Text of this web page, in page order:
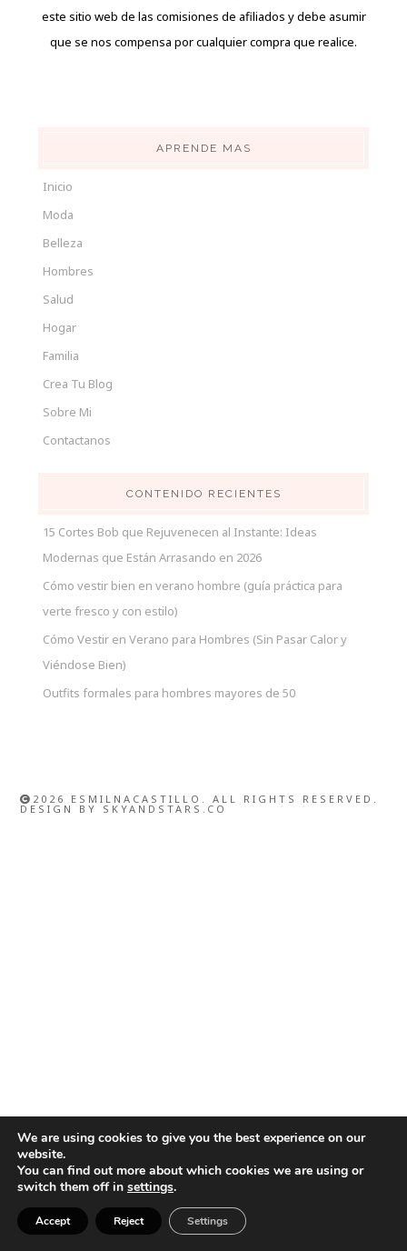
este sitio web de las comisiones de afiliados y debe asumir
que se nos compensa por cualquier compra que realice.
APRENDE MAS
Inicio
Moda
Belleza
Hombres
Salud
Hogar
Familia
Crea Tu Blog
Sobre Mi
Contactanos
CONTENIDO RECIENTES
15 Cortes Bob que Rejuvenecen al Instante: Ideas
Modernas que Están Arrasando en 2026
Cómo vestir bien en verano hombre (guía práctica para
verte fresco y con estilo)
Cómo Vestir en Verano para Hombres (Sin Pasar Calor y
Viéndose Bien)
Outfits formales para hombres mayores de 50
2026 ESMILNACASTILLO. ALL RIGHTS RESERVED.
DESIGN BY SKYANDSTARS.CO
We are using cookies to give you the best experience on our
website.
You can find out more about which cookies we are using or
switch them off in settings.
Accept Reject Settings